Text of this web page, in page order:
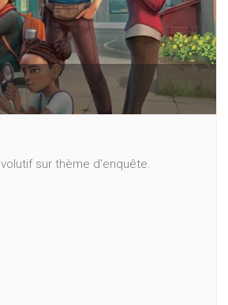
sur thème d'enquête.